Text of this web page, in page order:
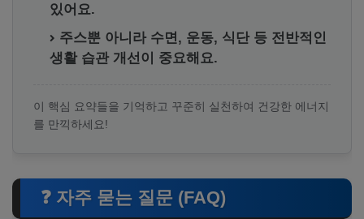
있어요.
주스뿐 아니라 수면, 운동, 식단 등 전반적인
생활 습관 개선이 중요해요.
이 핵심 요약들을 기억하고 꾸준히 실천하여 건강한 에너지
를 만끽하세요!
❓ 자주 묻는 질문 (FAQ)